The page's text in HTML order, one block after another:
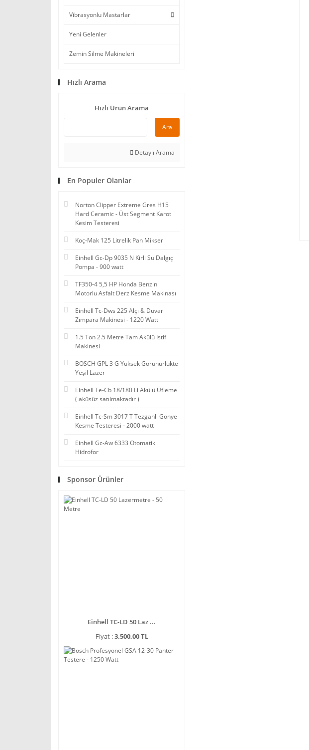
Vibrasyonlu Mastarlar
Yeni Gelenler
Zemin Silme Makineleri
Hızlı Arama
Hızlı Ürün Arama
Ara
Detaylı Arama
En Populer Olanlar
Norton Clipper Extreme Gres H15
Hard Ceramic - Üst Segment Karot
Kesim Testeresi
Koç-Mak 125 Litrelik Pan Mikser
Einhell Gc-Dp 9035 N Kirli Su Dalgıç
Pompa - 900 watt
TF350-4 5,5 HP Honda Benzin
Motorlu Asfalt Derz Kesme Makinası
Einhell Tc-Dws 225 Alçı & Duvar
Zımpara Makinesi - 1220 Watt
1.5 Ton 2.5 Metre Tam Akülü İstif
Makinesi
BOSCH GPL 3 G Yüksek Görünürlükte
Yeşil Lazer
Einhell Te-Cb 18/180 Li Akülü Üfleme
( aküsüz satılmaktadır )
Einhell Tc-Sm 3017 T Tezgahlı Gönye
Kesme Testeresi - 2000 watt
Einhell Gc-Aw 6333 Otomatik
Hidrofor
Sponsor Ürünler
Einhell TC-LD 50 Laz ...
Fiyat :3.500,00 TL